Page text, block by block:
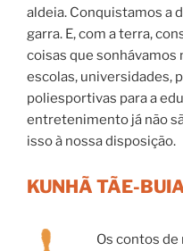
aldeia. Conquistamos a
garra. E, com a terra,
coisas que sonhávamos
escolas, universidades,
poliesportivas para a
entretenimento já não
isso à nossa disposição.
KUNHÃ TÃE-
Os contos de